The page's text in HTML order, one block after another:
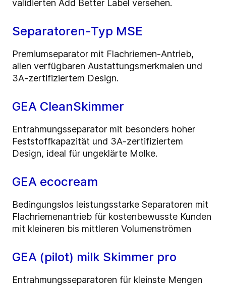
validierten Add Better Label versehen.
Separatoren-Typ MSE
Premiumseparator mit Flachriemen-Antrieb,
allen verfügbaren Austattungsmerkmalen und
3A-zertifiziertem Design.
GEA CleanSkimmer
Entrahmungsseparator mit besonders hoher
Feststoffkapazität und 3A-zertifiziertem
Design, ideal für ungeklärte Molke.
GEA ecocream
Bedingungslos leistungsstarke Separatoren mit
Flachriemenantrieb für kostenbewusste Kunden
mit kleineren bis mittleren Volumenströmen
GEA (pilot) milk Skimmer pro
Entrahmungsseparatoren für kleinste Mengen